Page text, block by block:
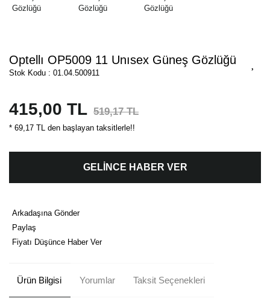
Optellı OP5009 11 Unısex Güneş Gözlüğü
Stok Kodu : 01.04.500911
415,00 TL 519,17 TL
* 69,17 TL den başlayan taksitlerle!!
GELİNCE HABER VER
Arkadaşına Gönder
Paylaş
Fiyatı Düşünce Haber Ver
Ürün Bilgisi Yorumlar Taksit Seçenekleri